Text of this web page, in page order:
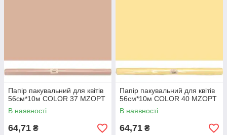
Папір пакувальний для квітів
56см*10м COLOR 37 MZOPT
В наявності
64,71 ₴
Папір пакувальний для квітів
56см*10м COLOR 40 MZOPT
В наявності
64,71 ₴